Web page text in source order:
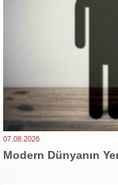
07.08.2026
Modern Dünyanın